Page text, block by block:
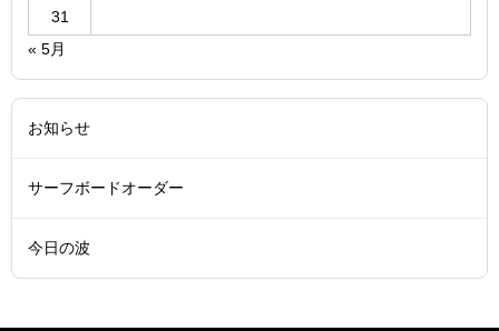
31
« 5月
お知らせ
サーフボードオーダー
今日の波